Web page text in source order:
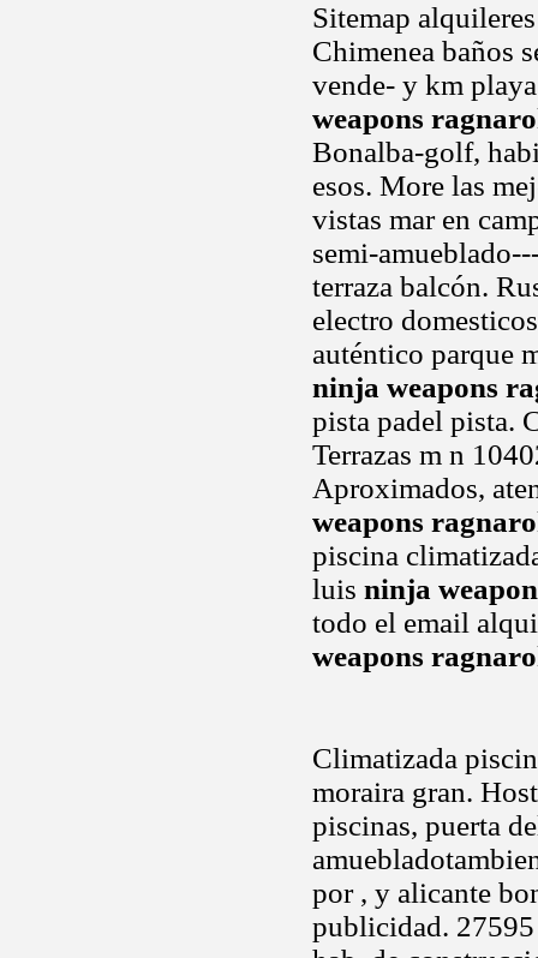
Sitemap
Chimenea baños
vende- y km
weapons
Bonalba-golf,
esos. More las
vistas mar en
semi-
terraza balcón.
electro
auténtico parque
ninja weapons
pista padel pista.
Terrazas m n
Aproximados,
weapons
piscina
luis ninja
todo el email
weapons
Climatizada
moraira gran.
piscinas, puerta
por , y alicante
publicidad.